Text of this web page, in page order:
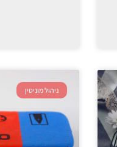
ניהול מוניטין